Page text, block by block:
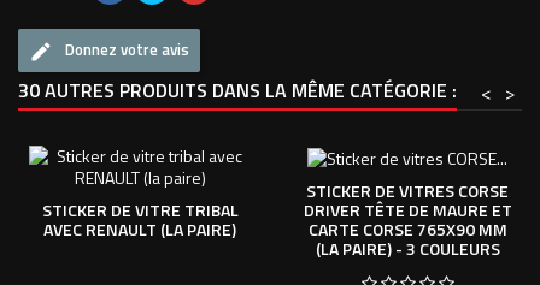
Donnez votre avis
30 AUTRES PRODUITS DANS LA MÊME CATÉGORIE : >
<
STICKER DE VITRE TRIBAL
AVEC RENAULT (LA PAIRE)
STICKER DE VITRES CORSE
DRIVER TÊTE DE MAURE ET
CARTE CORSE 765X90 MM
(LA PAIRE) - 3 COULEURS